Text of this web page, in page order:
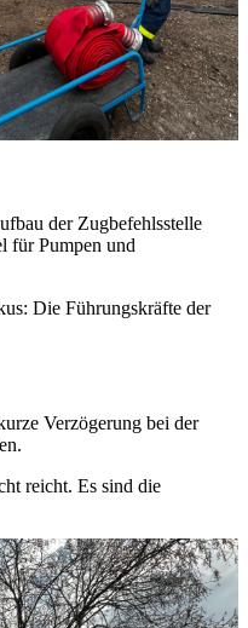
der Zugbefehlsstelle
für Pumpen und
Die Führungskräfte der
Verzögerung bei der
reicht. Es sind die